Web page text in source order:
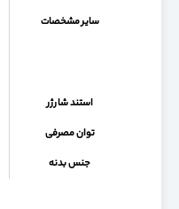
سایر مشخصات
استند شارژر
توان مصرفی
جنس بدنه